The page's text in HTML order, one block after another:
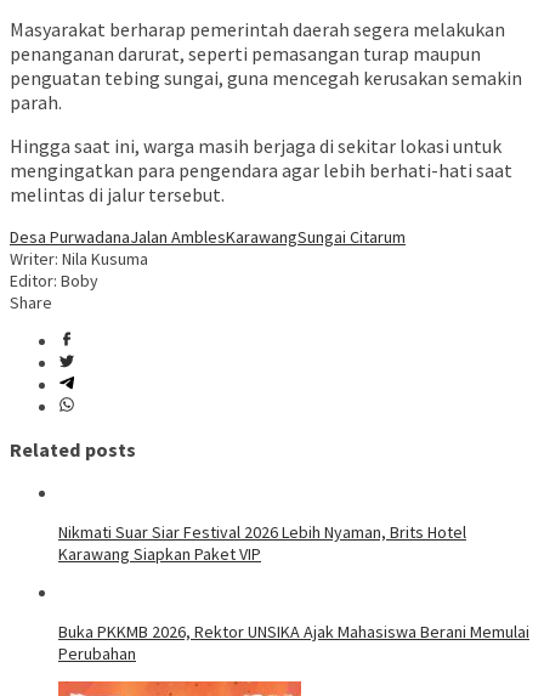
Masyarakat berharap pemerintah daerah segera melakukan
penanganan darurat, seperti pemasangan turap maupun
penguatan tebing sungai, guna mencegah kerusakan semakin
parah.
Hingga saat ini, warga masih berjaga di sekitar lokasi untuk
mengingatkan para pengendara agar lebih berhati-hati saat
melintas di jalur tersebut.
Desa PurwadanaJalan AmblesKarawangSungai Citarum
Writer: Nila Kusuma
Editor: Boby
Share
Related posts
Nikmati Suar Siar Festival 2026 Lebih Nyaman, Brits Hotel
Karawang Siapkan Paket VIP
Buka PKKMB 2026, Rektor UNSIKA Ajak Mahasiswa Berani Memulai
Perubahan